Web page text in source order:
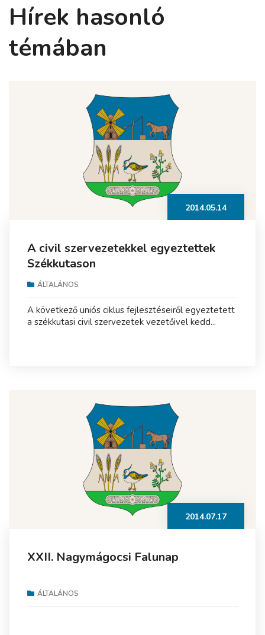
Hírek hasonló
témában
2014.05.14
A civil szervezetekkel egyeztettek
Székkutason
ÁLTALÁNOS
A következő uniós ciklus fejlesztéseiről egyeztetett
a székkutasi civil szervezetek vezetőivel kedd...
2014.07.17
XXII. Nagymágocsi Falunap
ÁLTALÁNOS